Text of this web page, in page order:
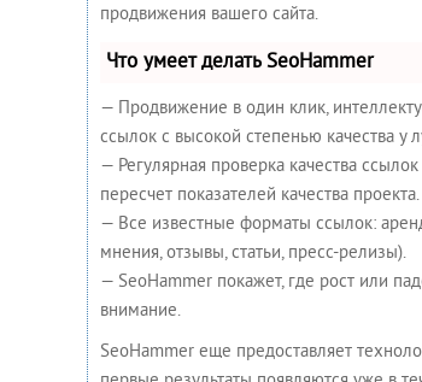
продвижения вашего сайта.
Что умеет делать SeoHammer
— Продвижение в один клик,
ссылок с высокой степенью качества у
— Регулярная проверка качества
пересчет показателей качества проекта.
— Все известные форматы ссылок:
мнения, отзывы, статьи, пресс-релизы).
— SeoHammer покажет, где рост или
внимание.
SeoHammer еще предоставляет